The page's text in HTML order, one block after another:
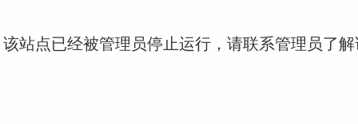
站点已经被管理员停止运行，请联系管理员了